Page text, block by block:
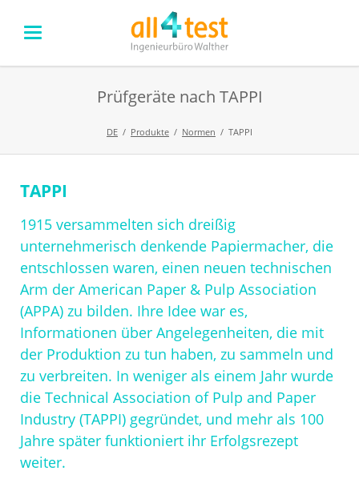
Prüfgeräte nach TAPPI
DE Produkte Normen TAPPI
Navigation
TAPPI
1915 versammelten sich dreißig
unternehmerisch denkende Papiermacher, die
entschlossen waren, einen neuen technischen
Arm der American Paper & Pulp Association
(APPA) zu bilden. Ihre Idee war es,
Informationen über Angelegenheiten, die mit
der Produktion zu tun haben, zu sammeln und
zu verbreiten. In weniger als einem Jahr wurde
die Technical Association of Pulp and Paper
Industry (TAPPI) gegründet, und mehr als 100
Jahre später funktioniert ihr Erfolgsrezept
weiter.